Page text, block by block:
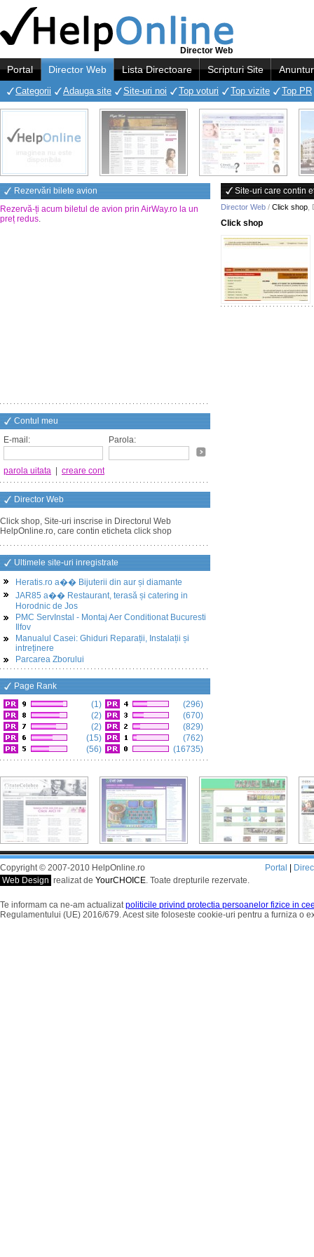
Director Web
Portal Director Web Lista Directoare Scripturi Site
Categorii Adauga site Site-uri noi Top voturi Top vizite Top PR
Rezervări bilete avion
Rezervă-ți acum biletul de avion prin AirWay.ro la un
preț redus.
Contul meu
E-mail:
Parola:
parola uitata creare cont
Director Web
Click shop, Site-uri inscrise in Directorul Web
HelpOnline.ro, care contin eticheta click shop
Ultimele site-uri inregistrate
Heratis.ro a�� Bijuterii din aur și diamante
JAR85 a�� Restaurant, terasă și catering in
Horodnic de Jos
PMC ServInstal - Montaj Aer Conditionat Bucuresti
Ilfov
Manualul Casei: Ghiduri Reparații, Instalații și
intreținere
Parcarea Zborului
Page Rank
(1)
(2)
(2)
(15)
(56)
(296)
(670)
(829)
(762)
(16735)
Site-uri care contin
Director Web / Click shop
Click shop
Copyright © 2007-2010 HelpOnline.ro
Web Design realizat de YourCHOICE. Toate drepturile rezervate.
Portal
Te informam ca ne-am actualizatpoliticile privind protectia persoanelor fizice in
Regulamentului (UE) 2016/679. Acest site foloseste cookie-uri pentru a furniza o